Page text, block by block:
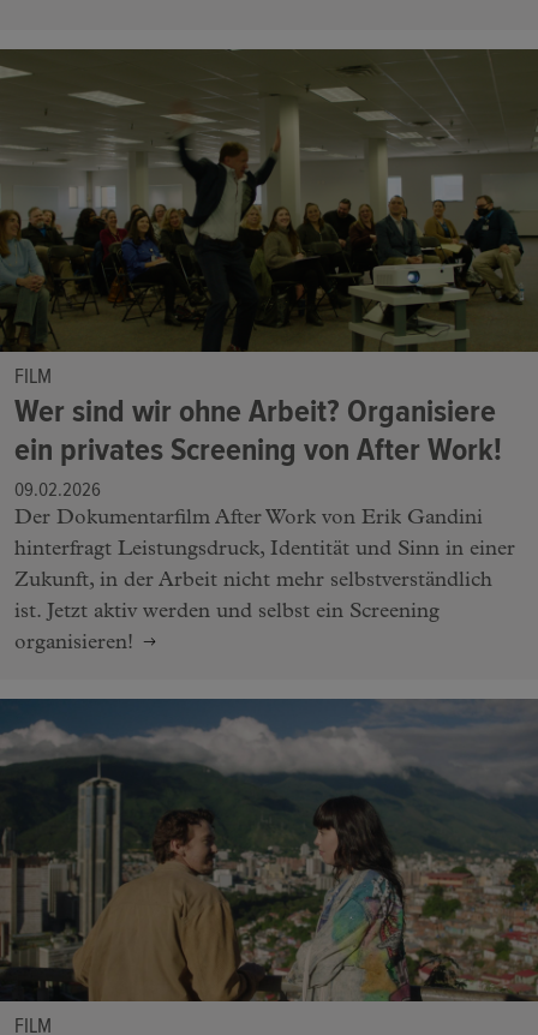
FILM
Wer sind wir ohne Arbeit? Organisiere
ein privates Screening von After Work!
09.02.2026
Der Dokumentarfilm After Work von Erik Gandini
hinterfragt Leistungsdruck, Identität und Sinn in einer
Zukunft, in der Arbeit nicht mehr selbstverständlich
ist. Jetzt aktiv werden und selbst ein Screening
organisieren!
FILM